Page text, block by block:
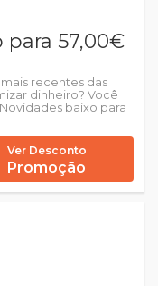
para 57,00€
recentes das
dinheiro? Você
baixo para
Ver Desconto
Promoção